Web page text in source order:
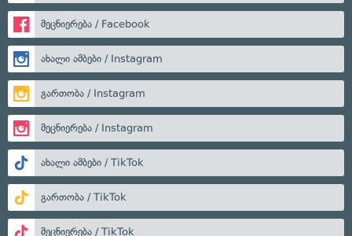
მეცნიერება / Facebook
ახალი ამბები / Instagram
გართობა / Instagram
მეცნიერება / Instagram
ახალი ამბები / TikTok
გართობა / TikTok
მეცნიერება / TikTok